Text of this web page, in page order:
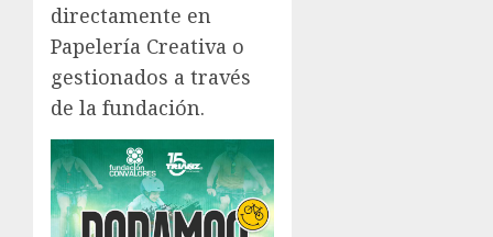
directamente en
Papelería Creativa o
gestionados a través
de la fundación.